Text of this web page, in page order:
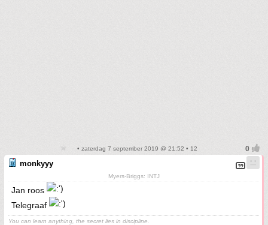
• zaterdag 7 september 2019 @ 21:52 • 12
monkyyy
Myers-Briggs: INTJ
Jan roos
Telegraaf
You can learn anything, the secret lies in discipline.